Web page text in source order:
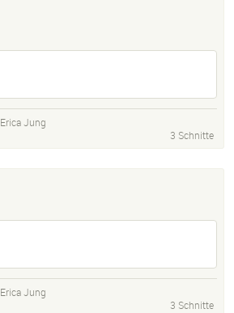
Erica Jung
3 Schnitte
Erica Jung
3 Schnitte